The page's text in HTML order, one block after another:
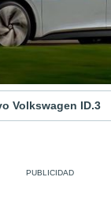
Volkswagen ID.3